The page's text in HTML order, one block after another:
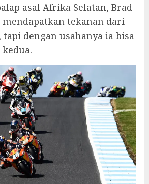
asal Afrika Selatan, Brad
tekanan dari
dengan usahanya ia bisa